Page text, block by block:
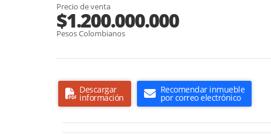
Precio de venta
$1.200.000.000
Pesos Colombianos
Descargar
información
Recomendar inmueble
por correo electrónico